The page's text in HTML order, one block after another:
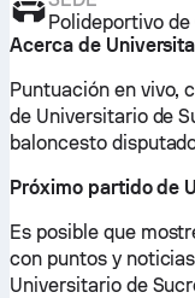
Polideportivo de
Acerca de
Puntuación en vivo,
de Universitario de
baloncesto
Próximo partido de
Es posible que
con puntos y
Universitario de